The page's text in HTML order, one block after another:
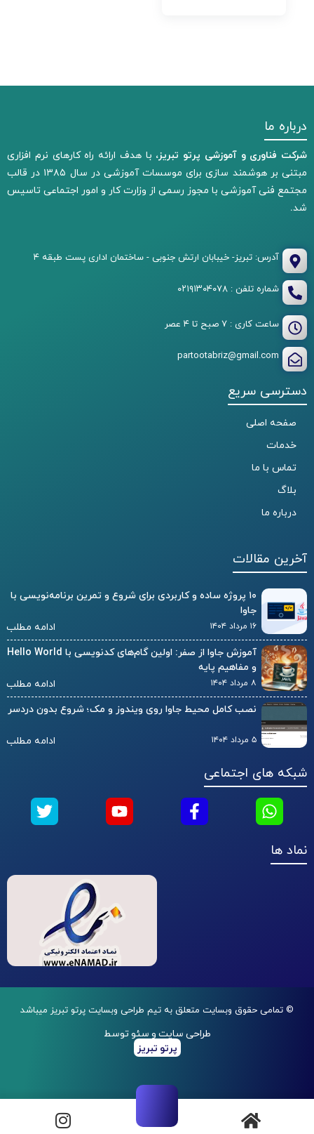
درباره ما
شرکت فناوری و آموزشی پرتو تبریز، با هدف ارائه راه کارهای نرم افزاری
مبتنی بر هوشمند سازی برای موسسات آموزشی در سال ۱۳۸۵ در قالب
مجتمع فنی آموزشی با مجوز رسمی از وزارت کار و امور اجتماعی تاسیس
شد.
آدرس: تبریز- خیبابان ارتش جنوبی - ساختمان اداری پست طبقه ۴
شماره تلفن : ۰۲۱۹۱۳۰۴۰۷۸
ساعت کاری : ۷ صبح تا ۴ عصر
partootabriz@gmail.com
دسترسی سریع
صفحه اصلی
خدمات
تماس با ما
بلاگ
درباره ما
آخرین مقالات
۱۰ پروژه ساده و کاربردی برای شروع و تمرین برنامه‌نویسی با
جاوا
۱۶ مرداد ۱۴۰۴
ادامه مطلب
آموزش جاوا از صفر: اولین گام‌های کدنویسی با Hello World
و مفاهیم پایه
۸ مرداد ۱۴۰۴
ادامه مطلب
نصب کامل محیط جاوا روی ویندوز و مک؛ شروع بدون دردسر
۵ مرداد ۱۴۰۴ ادامه مطلب
شبکه های اجتماعی
نماد ها
© تمامی حقوق وبسایت متعلق به تیم طراحی وبسایت پرتو تبریز میباشد
طراحی سایت و سئو توسط
پرتو تبریز